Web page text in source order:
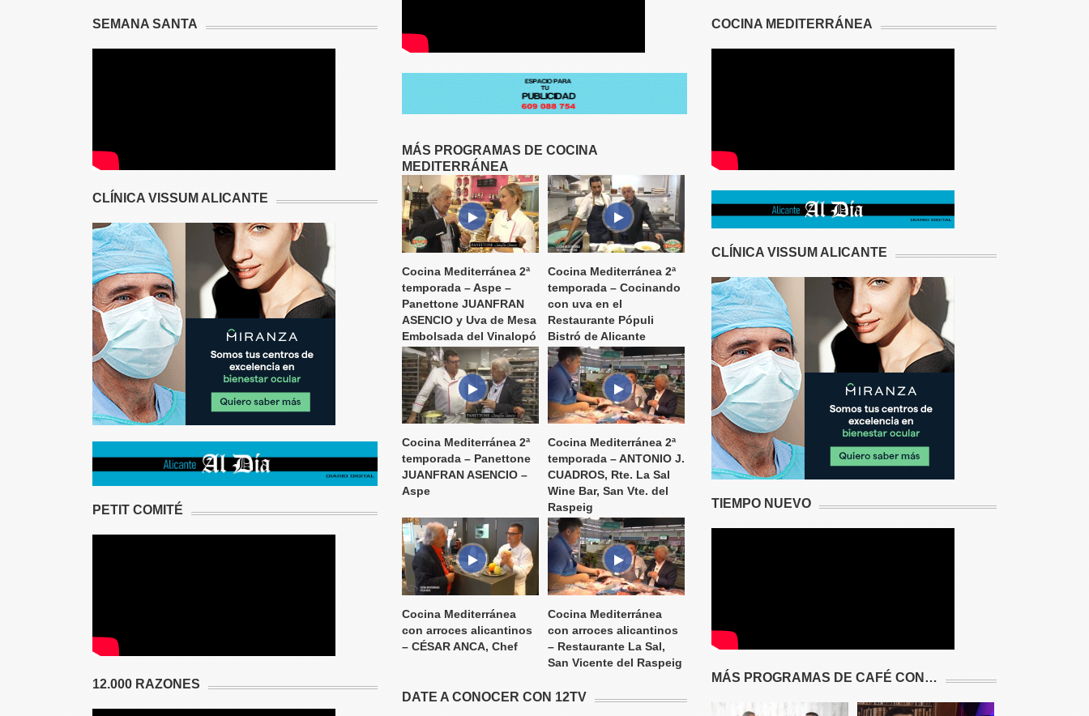
SEMANA SANTA
CLÍNICA VISSUM ALICANTE
PETIT COMITÉ
12.000 RAZONES
MÁS PROGRAMAS DE COCINA
MEDITERRÁNEA
Cocina Mediterránea 2ª
temporada – Aspe –
Panettone JUANFRAN
ASENCIO y Uva de Mesa
Embolsada del Vinalopó
Cocina Mediterránea 2ª
temporada – Cocinando
con uva en el
Restaurante Pópuli
Bistró de Alicante
Cocina Mediterránea 2ª
temporada – Panettone
JUANFRAN ASENCIO –
Aspe
Cocina Mediterránea 2ª
temporada – ANTONIO J.
CUADROS, Rte. La Sal
Wine Bar, San Vte. del
Raspeig
Cocina Mediterránea
con arroces alicantinos
– CÉSAR ANCA, Chef
Cocina Mediterránea
con arroces alicantinos
– Restaurante La Sal,
San Vicente del Raspeig
DATE A CONOCER CON 12TV
COCINA MEDITERRÁNEA
CLÍNICA VISSUM ALICANTE
TIEMPO NUEVO
MÁS PROGRAMAS DE CAFÉ CON…